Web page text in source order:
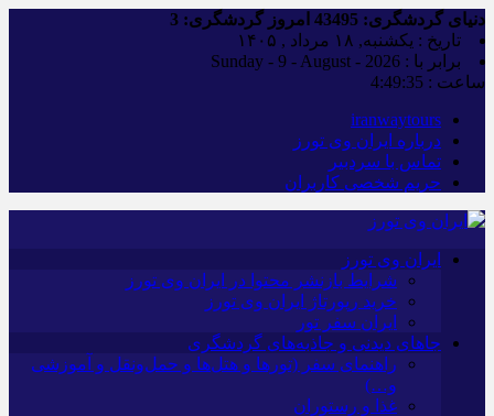
دنیای گردشگری: امروز گردشگری:
تاریخ : یکشنبه, ۱۸ مرداد , ۱۴۰۵
برابر با : Sunday - 9 - August - 2026
ساعت : 4:49:36
iranwaytours
درباره ایران وی تورز
تماس با سردبیر
حریم شخصی کاربران
ایران وی تورز
شرایط بازنشر محتوا در ایران وی تورز
خرید رپورتاژ ایران وی تورز
ایران سفر تور
جاهای دیدنی و جاذبه‌های گردشگری
راهنمای سفر (تورها و هتل‌ها و حمل‌و‌نقل و آموزشی
و…)
غذا و رستوران